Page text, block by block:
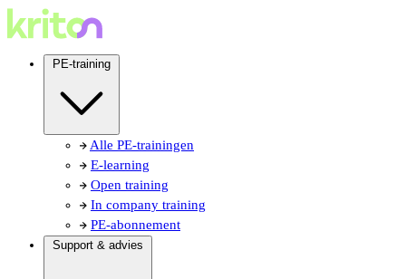
PE-training
Alle PE-trainingen
E-learning
Open training
In company training
PE-abonnement
Support & advies